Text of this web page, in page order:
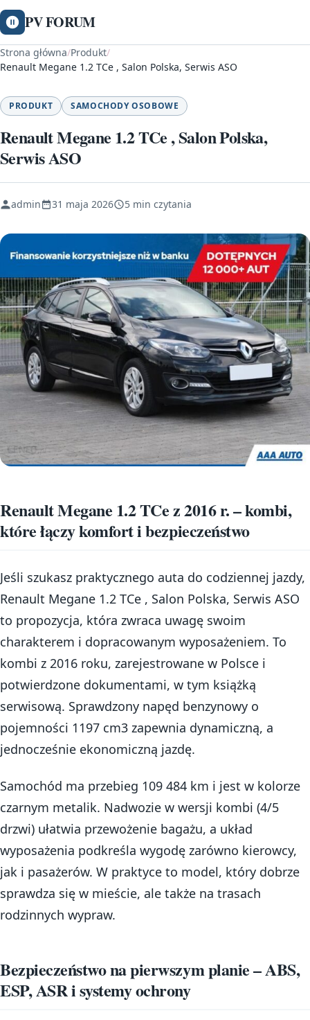
PV FORUM
Strona główna/Produkt/
Renault Megane 1.2 TCe , Salon Polska, Serwis ASO
PRODUKT SAMOCHODY OSOBOWE
Renault Megane 1.2 TCe , Salon Polska,
Serwis ASO
admin 31 maja 2026 5 min czytania
Renault Megane 1.2 TCe z 2016 r. – kombi,
które łączy komfort i bezpieczeństwo
Jeśli szukasz praktycznego auta do codziennej jazdy,
Renault Megane 1.2 TCe , Salon Polska, Serwis ASO
to propozycja, która zwraca uwagę swoim
charakterem i dopracowanym wyposażeniem. To
kombi z 2016 roku, zarejestrowane w Polsce i
potwierdzone dokumentami, w tym książką
serwisową. Sprawdzony napęd benzynowy o
pojemności 1197 cm3 zapewnia dynamiczną, a
jednocześnie ekonomiczną jazdę.
Samochód ma przebieg 109 484 km i jest w kolorze
czarnym metalik. Nadwozie w wersji kombi (4/5
drzwi) ułatwia przewożenie bagażu, a układ
wyposażenia podkreśla wygodę zarówno kierowcy,
jak i pasażerów. W praktyce to model, który dobrze
sprawdza się w mieście, ale także na trasach
rodzinnych wypraw.
Bezpieczeństwo na pierwszym planie – ABS,
ESP, ASR i systemy ochrony